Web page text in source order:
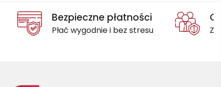
Bezpieczne płatności
Płać wygodnie i bez stresu